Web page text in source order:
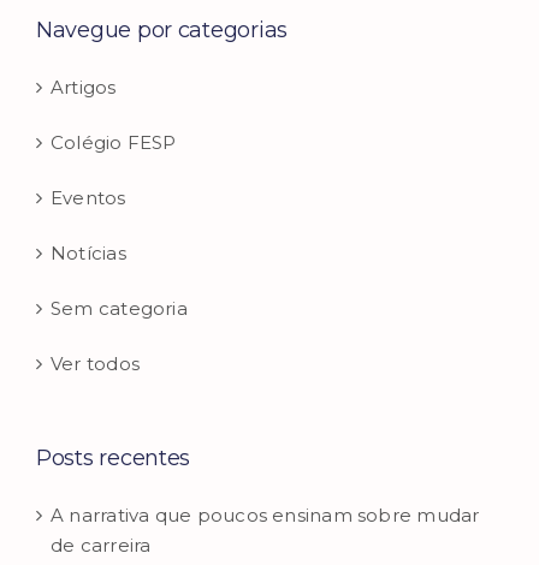
Navegue por categorias
Artigos
Colégio FESP
Eventos
Notícias
Sem categoria
Ver todos
Posts recentes
A narrativa que poucos ensinam sobre mudar
de carreira